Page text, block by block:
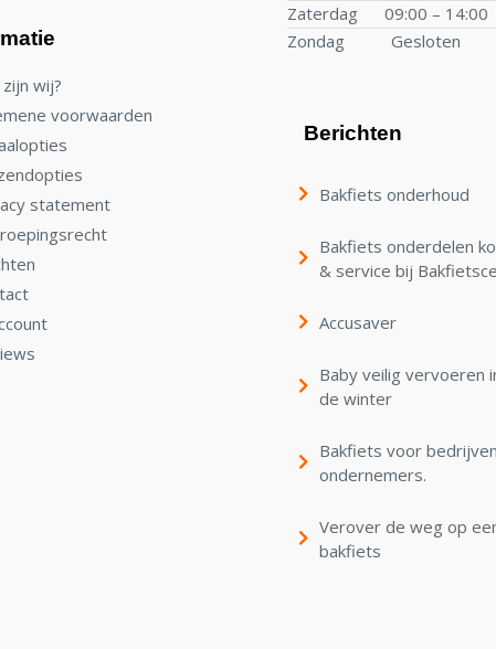
wij?
voorwaarden
statement
Zaterdag
09:00 – 14:00
Zondag
Gesloten
Berichten
Bakfiets onderhoud
Bakfiets onderdelen
& service bij
Accusaver
Baby veilig vervoeren
de winter
Bakfiets voor
ondernemers.
Verover de weg op
bakfiets